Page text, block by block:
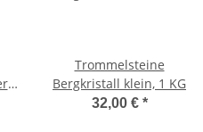
Trommelsteine
Bergkristall klein, 1 KG
32,00 € *